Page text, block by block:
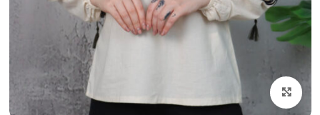
بزرگنمایی تصویر